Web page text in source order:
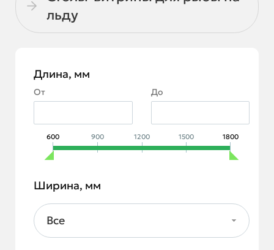
льду
Длина, мм
От До
600 900 1200 1500 1800
Ширина, мм
Все